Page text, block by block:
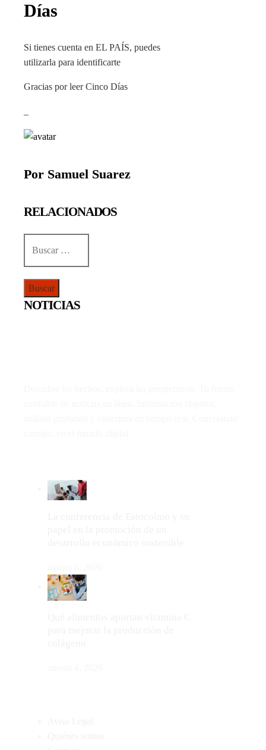
Días
Si tienes cuenta en EL PAÍS, puedes
utilizarla para identificarte
Gracias por leer Cinco Días
Por Samuel Suarez
RELACIONADOS
NOTICIAS